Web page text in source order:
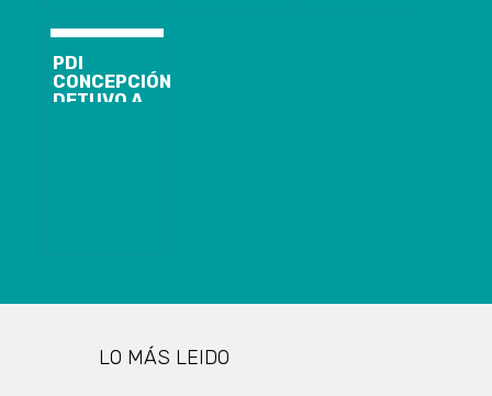
PDI
CONCEPCIÓN
DETUVO A
LO MÁS LEIDO